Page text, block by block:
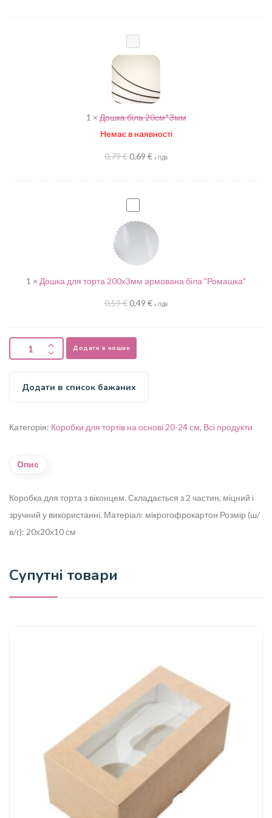
біла
1 ×Дошка біла 20см*3мм
Немає в наявності
0,79€0,69 € з ПДВ
для
200х3мм
армована
біла
"Ромашка"
1 × Дошка для торта 200х3мм армована біла "Ромашка"
0,59€0,49 € з ПДВ
Додати в кошик
Додати в список бажаних
Категорія: Коробки для тортів на основі 20-24 см, Всі продукти
Опис
Коробка для торта з віконцем. Складається з 2 частин, міцний і
зручний у використанні. Матеріал: мікрогофрокартон Розмір (ш/
в/г): 20х20х10 см
Супутні товари